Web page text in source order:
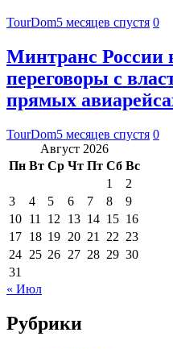
TourDom5 месяцев спустя 0
Минтранс России
переговоры с
прямых
TourDom5 месяцев спустя 0
Август 2026
Пн Вт Ср Чт Пт Сб Вс
1
2
3
4 5 6 7 8
9
10 11 12 13 14 15 16
17 18 19 20 21 22 23
24 25 26 27 28 29 30
31
« Июл
Рубрики